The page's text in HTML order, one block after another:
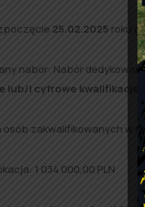
25.02.2025 roku
nabór: Nabór
lub/i cyfrowe
osób zakwalifikowanych w
1 034 000,00 PLN